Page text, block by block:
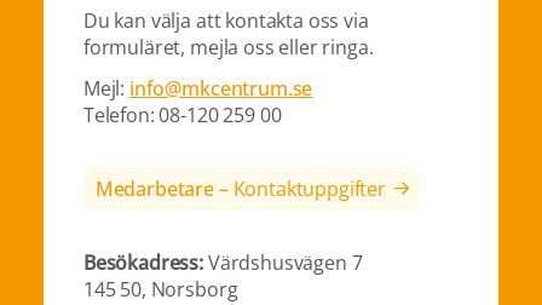
Du kan välja att kontakta oss via
formuläret, mejla oss eller ringa.
Mejl: info@mkcentrum.se
Telefon: 08-120 259 00
Medarbetare –Kontaktuppgifter
Besökadress:Värdshusvägen 7
145 50, Norsborg